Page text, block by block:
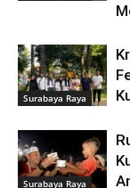
Surabaya Raya
Surabaya Raya